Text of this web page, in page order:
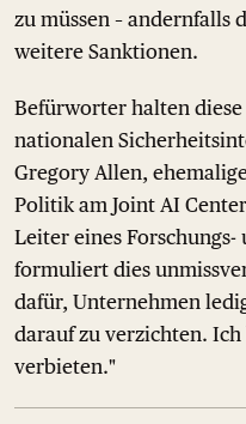
zu müssen – andernfalls
weitere Sanktionen.
Befürworter halten
nationalen
Gregory Allen,
Politik am Joint AI
Leiter eines
formuliert dies
dafür, Unternehmen
darauf zu verzichten.
verbieten."